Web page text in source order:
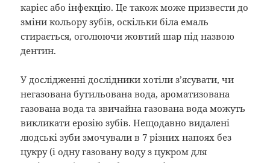
карієс або інфекцію. Це також може призвести до
зміни кольору зубів, оскільки біла емаль
стирається, оголюючи жовтий шар під назвою
дентин.
У дослідженні дослідники хотіли з’ясувати, чи
негазована бутильована вода, ароматизована
газована вода та звичайна газована вода можуть
викликати ерозію зубів. Нещодавно видалені
людські зуби змочували в 7 різних напоях без
цукру (і одну газовану воду з цукром для